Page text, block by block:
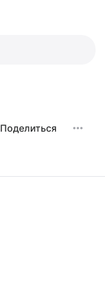
Поделиться